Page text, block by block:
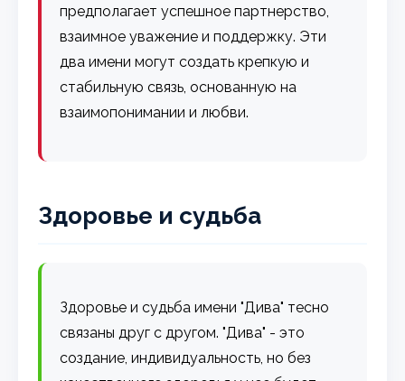
предполагает успешное партнерство,
взаимное уважение и поддержку. Эти
два имени могут создать крепкую и
стабильную связь, основанную на
взаимопонимании и любви.
Здоровье и судьба
Здоровье и судьба имени "Дива" тесно
связаны друг с другом. "Дива" - это
создание, индивидуальность, но без